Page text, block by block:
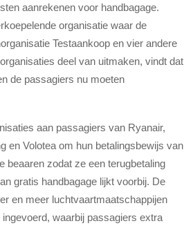
aanrekenen voor handbagage.
organisatie waar de
Testaankoop en vier andere
deel van uitmaken, vindt dat
de passagiers nu moeten
aan passagiers van Ryanair,
en Volotea om hun betalingsbewijs van
beaaren zodat ze een terugbetaling
gratis handbagage lijkt voorbij. De
en meer luchtvaart­maatschappijen
waarbij passagiers extra